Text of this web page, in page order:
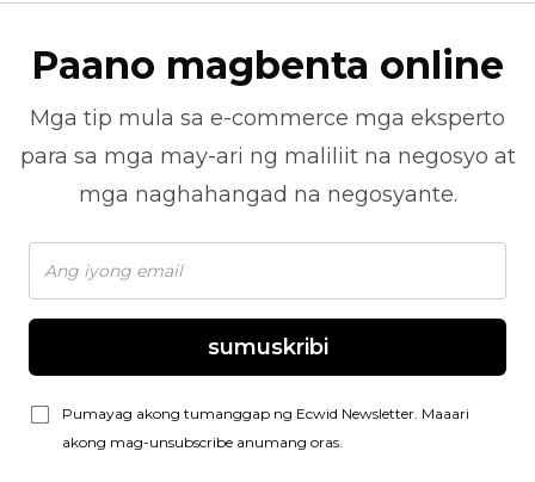
Paano magbenta online
Mga tip mula sa e-commerce mga eksperto
para sa mga may-ari ng maliliit na negosyo at
mga naghahangad na negosyante.
sumuskribi
Pumayag akong tumanggap ng Ecwid Newsletter. Maaari
akong mag-unsubscribe anumang oras.